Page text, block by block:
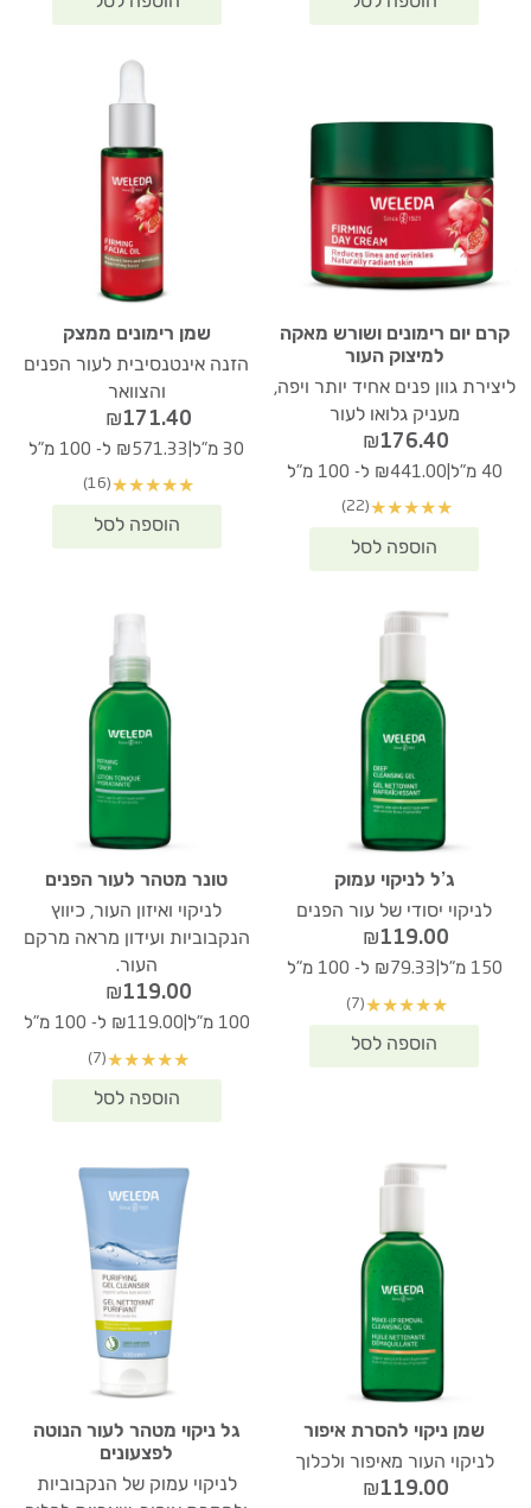
קרם יום רימונים ושורש מאקה
למיצוק העור
ליצירת גוון פנים אחיד יותר ויפה,
מעניק גלואו לעור
₪176.40
40 מ"ל ₪441.00 ל- 100 מ"ל
★
★
★
★
★
(22)
שמן רימונים ממצק
הזנה אינטנסיבית לעור הפנים
והצוואר
₪171.40
30 מ"ל ₪571.33 ל- 100 מ"ל
★
★
★
★
★
(16)
ג’ל לניקוי עמוק
לניקוי יסודי של עור הפנים
₪119.00
150 מ"ל ₪79.33 ל- 100 מ"ל
★
★
★
★
★
(7)
טונר מטהר לעור הפנים
לניקוי ואיזון העור, כיווץ
הנקבוביות ועידון מראה מרקם
העור.
₪119.00
100 מ"ל ₪119.00 ל- 100 מ"ל
★
★
★
★
★
(7)
שמן ניקוי להסרת איפור
לניקוי העור מאיפור ולכלוך
₪119.00
גל ניקוי מטהר לעור הנוטה
לפצעונים
לניקוי עמוק של הנקבוביות